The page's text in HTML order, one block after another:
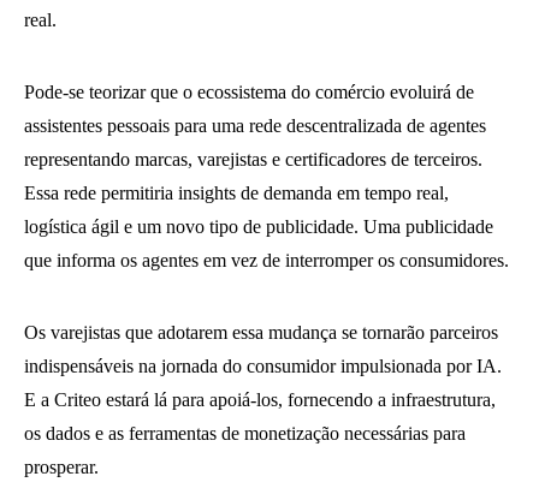
real.
Pode-se teorizar que o ecossistema do comércio evoluirá de
assistentes pessoais para uma rede descentralizada de agentes
representando marcas, varejistas e certificadores de terceiros.
Essa rede permitiria insights de demanda em tempo real,
logística ágil e um novo tipo de publicidade. Uma publicidade
que informa os agentes em vez de interromper os consumidores.
Os varejistas que adotarem essa mudança se tornarão parceiros
indispensáveis na jornada do consumidor impulsionada por IA.
E a Criteo estará lá para apoiá-los, fornecendo a infraestrutura,
os dados e as ferramentas de monetização necessárias para
prosperar.